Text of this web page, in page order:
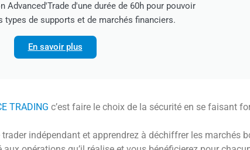
Advanced'Trade d'une durée de 60h pour pouvoir
types de supports et de marchés financiers.
En savoir plus
TRADING c’est faire le choix de la sécurité en se faisant
indépendant et apprendrez à déchiffrer les marchés